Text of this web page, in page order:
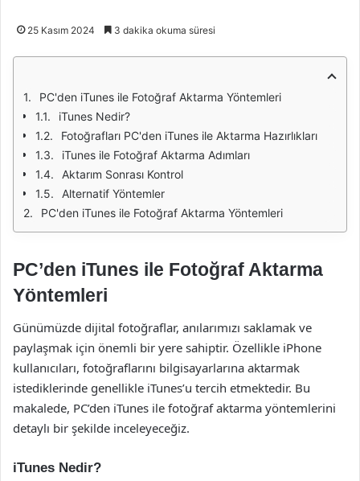
25 Kasım 2024 3 dakika okuma süresi
PC'den iTunes ile Fotoğraf Aktarma Yöntemleri
iTunes Nedir?
Fotoğrafları PC'den iTunes ile Aktarma Hazırlıkları
iTunes ile Fotoğraf Aktarma Adımları
Aktarım Sonrası Kontrol
Alternatif Yöntemler
PC'den iTunes ile Fotoğraf Aktarma Yöntemleri
PC’den iTunes ile Fotoğraf Aktarma
Yöntemleri
Günümüzde dijital fotoğraflar, anılarımızı saklamak ve
paylaşmak için önemli bir yere sahiptir. Özellikle iPhone
kullanıcıları, fotoğraflarını bilgisayarlarına aktarmak
istediklerinde genellikle iTunes’u tercih etmektedir. Bu
makalede, PC’den iTunes ile fotoğraf aktarma yöntemlerini
detaylı bir şekilde inceleyeceğiz.
iTunes Nedir?